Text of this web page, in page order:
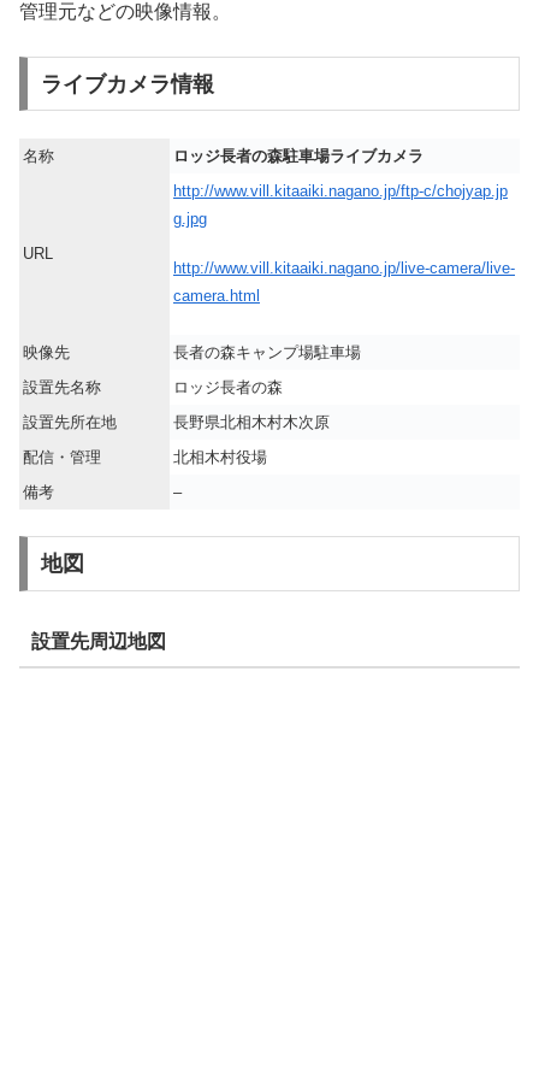
管理元などの映像情報。
ライブカメラ情報
名称 ロッジ長者の森駐車場ライブカメラ
URL
http://www.vill.kitaaiki.nagano.jp/ftp-c/chojyap.jp
g.jpg
http://www.vill.kitaaiki.nagano.jp/live-camera/live-
camera.html
映像先
長者の森キャンプ場駐車場
設置先名称
ロッジ長者の森
設置先所在地
長野県北相木村木次原
配信・管理
北相木村役場
備考
–
地図
設置先周辺地図